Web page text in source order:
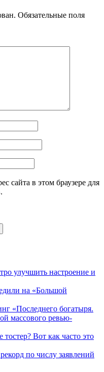
Обязательные поля
сайта в этом браузере для
улучшить настроение и
на «Большой
«Последнего богатыря.
массового ревью-
Вот как часто это
по числу заявлений